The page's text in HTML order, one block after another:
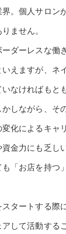
。個人サロン
ません。
ーダーレスな働
えますが、ネ
なければもと
しながら、そ
化によるキャ
金力にも乏し
「お店を持つ
タートする際
して活動する